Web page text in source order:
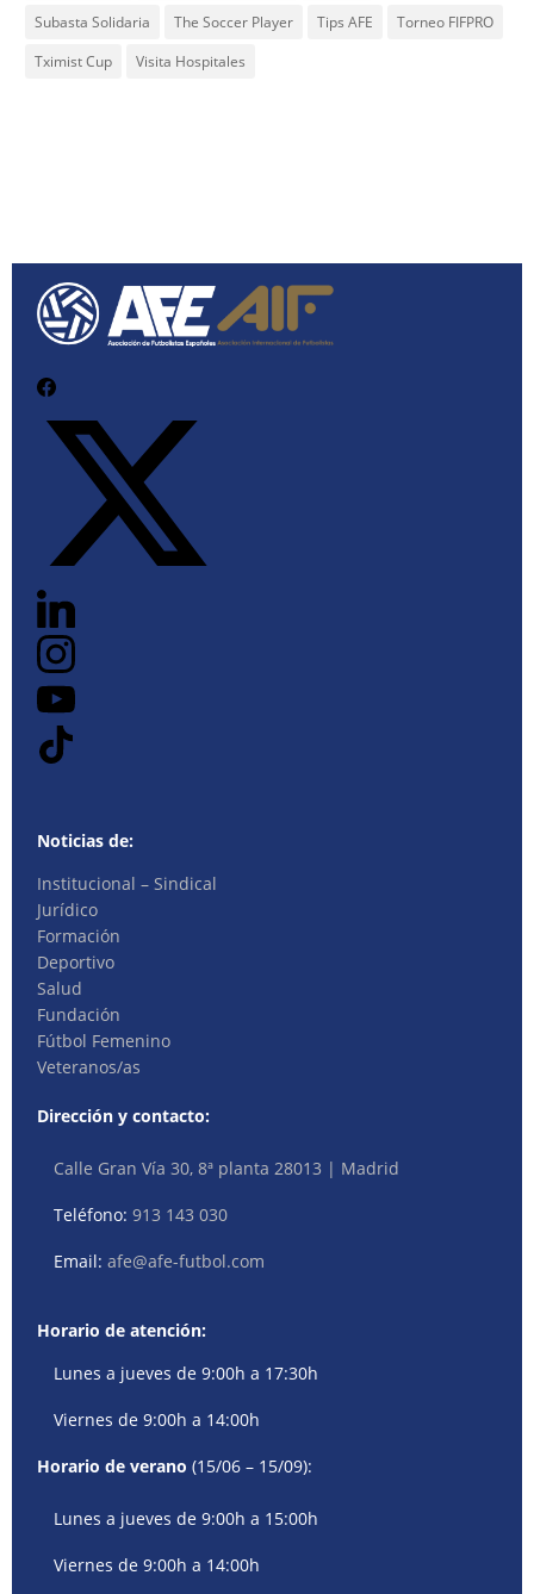
Subasta Solidaria
The Soccer Player Tips AFE
Torneo FIFPRO
Tximist Cup
Visita Hospitales
Noticias de:
Institucional – Sindical
Jurídico
Formación
Deportivo
Salud
Fundación
Fútbol Femenino
Veteranos/as
Dirección y contacto:
Calle Gran Vía 30, 8ª planta 28013 | Madrid
Teléfono:913 143 030
Email:afe@afe-futbol.com
Horario de atención:
Lunes a jueves de 9:00h a 17:30h
Viernes de 9:00h a 14:00h
Horario de verano (15/06 – 15/09):
Lunes a jueves de 9:00h a 15:00h
Viernes de 9:00h a 14:00h